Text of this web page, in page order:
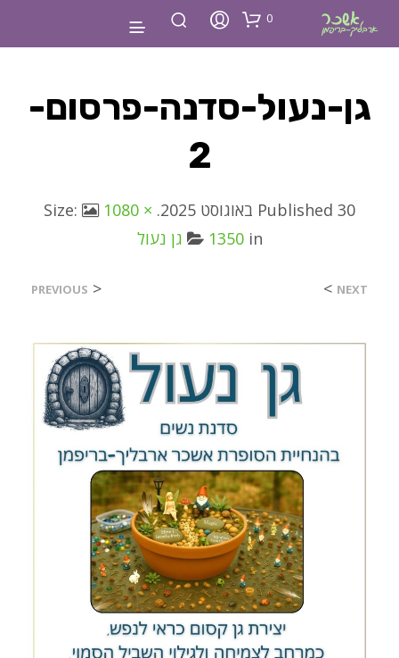
0
גן-נעול-סדנה-פרסום-
2
Published 30 באוגוסט 2025 . Size:
1080 ×
1350in גן נעול
<
PREVIOUS NEXT
>